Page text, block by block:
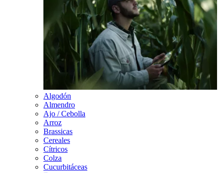
Algodón
Almendro
Ajo / Cebolla
Arroz
Brassicas
Cereales
Cítricos
Colza
Cucurbitáceas